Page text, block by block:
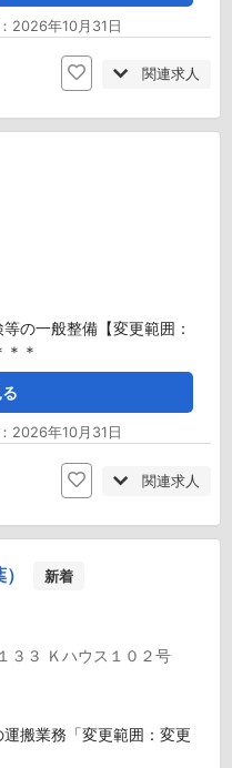
2026年10月31日
関連求人
の一般整備【変更範囲：
＊
2026年10月31日
関連求人
新着
３３ Ｋハウス１０２号
搬業務「変更範囲：変更